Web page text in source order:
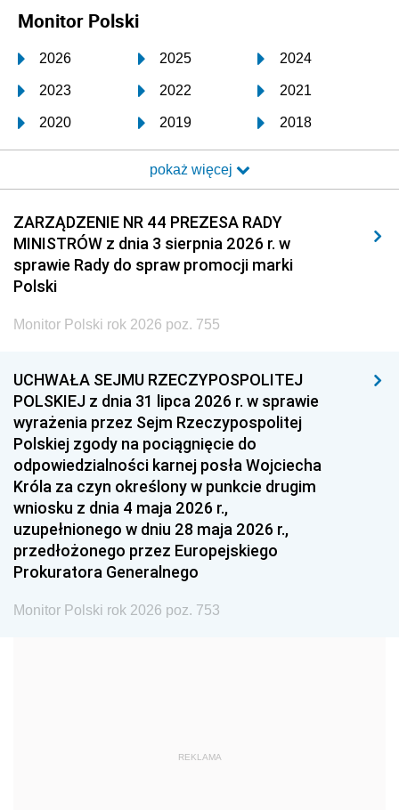
Monitor Polski
2026 2025 2024
2023 2022 2021
2020 2019 2018
2017 2016 2015
2014 2013 2012
2011 2010 2009
2008 2007 2006
2005
1996 1995 1994
1993 1992 1991
1990 1989
1987 1986 1985
1984 1983
1981 1980 1979
1978 1977
1975 1974
1959
pokaż więcej
ZARZĄDZENIE NR 44 PREZESA RADY
MINISTRÓW z dnia 3 sierpnia 2026 r. w
sprawie Rady do spraw promocji marki
Polski
Monitor Polski rok 2026 poz. 755
UCHWAŁA SEJMU RZECZYPOSPOLITEJ
POLSKIEJ z dnia 31 lipca 2026 r. w sprawie
wyrażenia przez Sejm Rzeczypospolitej
Polskiej zgody na pociągnięcie do
odpowiedzialności karnej posła Wojciecha
Króla za czyn określony w punkcie drugim
wniosku z dnia 4 maja 2026 r.,
uzupełnionego w dniu 28 maja 2026 r.,
przedłożonego przez Europejskiego
Prokuratora Generalnego
Monitor Polski rok 2026 poz. 753
REKLAMA